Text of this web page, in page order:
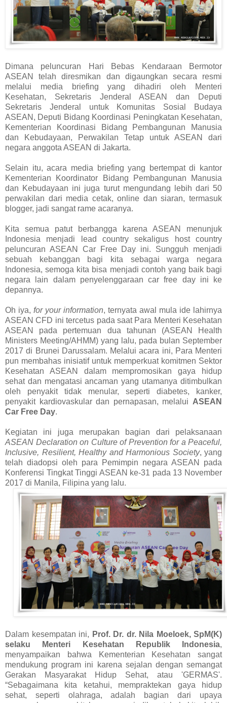
Dimana peluncuran Hari Bebas Kendaraan Bermotor
ASEAN telah diresmikan dan digaungkan secara resmi
melalui media briefing yang dihadiri oleh Menteri
Kesehatan, Sekretaris Jenderal ASEAN dan Deputi
Sekretaris Jenderal untuk Komunitas Sosial Budaya
ASEAN, Deputi Bidang Koordinasi Peningkatan Kesehatan,
Kementerian Koordinasi Bidang Pembangunan Manusia
dan Kebudayaan, Perwakilan Tetap untuk ASEAN dari
negara anggota ASEAN di Jakarta.
Selain itu, acara media briefing yang bertempat di kantor
Kementerian Koordinator Bidang Pembangunan Manusia
dan Kebudayaan ini juga turut mengundang lebih dari 50
perwakilan dari media cetak, online dan siaran, termasuk
blogger, jadi sangat rame acaranya.
Kita semua patut berbangga karena ASEAN menunjuk
Indonesia menjadi lead country sekaligus host country
peluncuran ASEAN Car Free Day ini. Sungguh menjadi
sebuah kebanggan bagi kita sebagai warga negara
Indonesia, semoga kita bisa menjadi contoh yang baik bagi
negara lain dalam penyelenggaraan car free day ini ke
depannya.
Oh iya, for your information, ternyata awal mula ide lahirnya
ASEAN CFD ini tercetus pada saat Para Menteri Kesehatan
ASEAN pada pertemuan dua tahunan (ASEAN Health
Ministers Meeting/AHMM) yang lalu, pada bulan September
2017 di Brunei Darussalam. Melalui acara ini, Para Menteri
pun membahas inisiatif untuk memperkuat komitmen Sektor
Kesehatan ASEAN dalam mempromosikan gaya hidup
sehat dan mengatasi ancaman yang utamanya ditimbulkan
oleh penyakit tidak menular, seperti diabetes, kanker,
penyakit kardiovaskular dan pernapasan, melalui ASEAN
Car Free Day.
Kegiatan ini juga merupakan bagian dari pelaksanaan
ASEAN Declaration on Culture of Prevention for a Peaceful,
Inclusive, Resilient, Healthy and Harmonious Society, yang
telah diadopsi oleh para Pemimpin negara ASEAN pada
Konferensi Tingkat Tinggi ASEAN ke-31 pada 13 November
2017 di Manila, Filipina yang lalu.
Dalam kesempatan ini, Prof. Dr. dr. Nila Moeloek, SpM(K)
selaku Menteri Kesehatan Republik Indonesia,
menyampaikan bahwa Kementerian Kesehatan sangat
mendukung program ini karena sejalan dengan semangat
Gerakan Masyarakat Hidup Sehat, atau 'GERMAS'.
“Sebagaimana kita ketahui, mempraktekan gaya hidup
sehat, seperti olahraga, adalah bagian dari upaya